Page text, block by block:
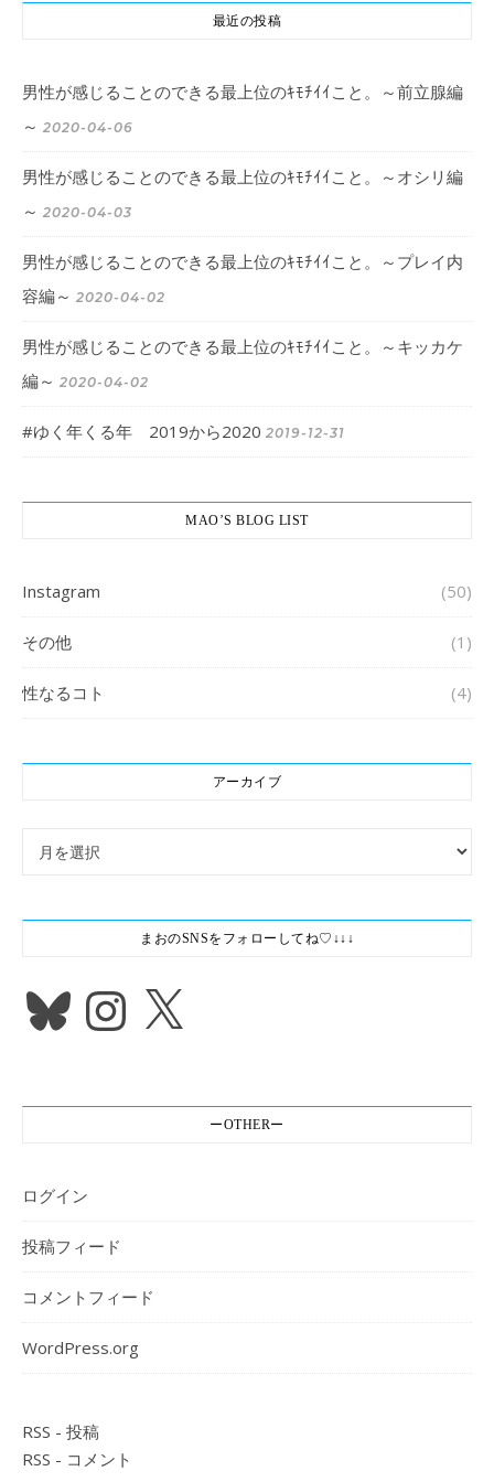
最近の投稿
男性が感じることのできる最上位のｷﾓﾁｲｲこと。～前立腺編
～ 2020-04-06
男性が感じることのできる最上位のｷﾓﾁｲｲこと。～オシリ編
～ 2020-04-03
男性が感じることのできる最上位のｷﾓﾁｲｲこと。～プレイ内
容編～ 2020-04-02
男性が感じることのできる最上位のｷﾓﾁｲｲこと。～キッカケ
編～ 2020-04-02
#ゆく年くる年 2019から2020 2019-12-31
MAO’S BLOG LIST
Instagram (50)
その他 (1)
性なるコト (4)
アーカイブ
アーカイブ
まおのSNSをフォローしてね♡↓↓↓
BlueskyInstagram
X
ーOTHERー
ログイン
投稿フィード
コメントフィード
WordPress.org
RSS - 投稿
RSS - コメント